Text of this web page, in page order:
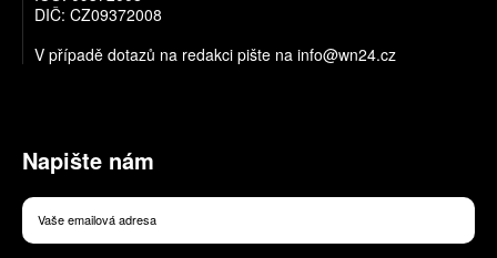
DIČ: CZ09372008
V případě dotazů na redakci pište na info@wn24.cz
Napište nám